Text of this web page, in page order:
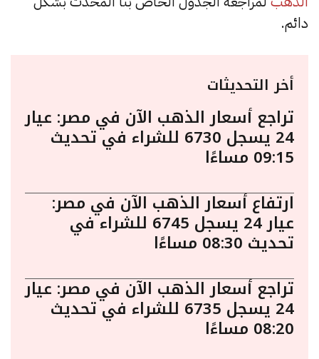
دائم.
أخر التحديثات
تراجع أسعار الذهب الآن في مصر: عيار
24 يسجل 6730 للشراء في تحديث
09:15 مساءًا
ارتفاع أسعار الذهب الآن في مصر:
عيار 24 يسجل 6745 للشراء في
تحديث 08:30 مساءًا
تراجع أسعار الذهب الآن في مصر: عيار
24 يسجل 6735 للشراء في تحديث
08:20 مساءًا